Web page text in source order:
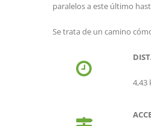
paralelos a este último
Se trata de un camino
4,43